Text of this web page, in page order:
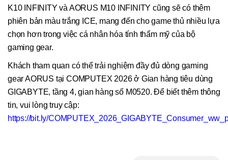
K10 INFINITY và AORUS M10 INFINITY cũng sẽ có thêm
phiên bản màu trắng ICE, mang đến cho game thủ nhiều lựa
chọn hơn trong việc cá nhân hóa tính thẩm mỹ của bộ
gaming gear.
Khách tham quan có thể trải nghiệm đầy đủ dòng gaming
gear AORUS tại COMPUTEX 2026 ở Gian hàng tiêu dùng
GIGABYTE, tầng 4, gian hàng số M0520. Để biết thêm thông
tin, vui lòng truy cập:
https://bit.ly/